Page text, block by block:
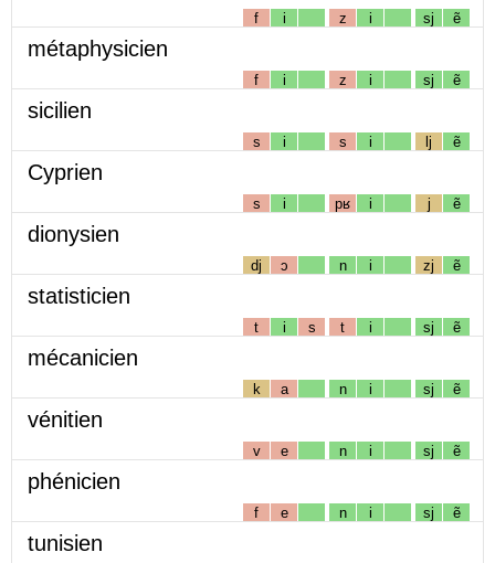
f i z i sj ẽ
métaphysicien
f i z i sj ẽ
sicilien
s i s i lj ẽ
Cyprien
s i pʁ i j ẽ
dionysien
dj ɔ n i zj ẽ
statisticien
t i s t i sj ẽ
mécanicien
k a n i sj ẽ
vénitien
v e n i sj ẽ
phénicien
f e n i sj ẽ
tunisien